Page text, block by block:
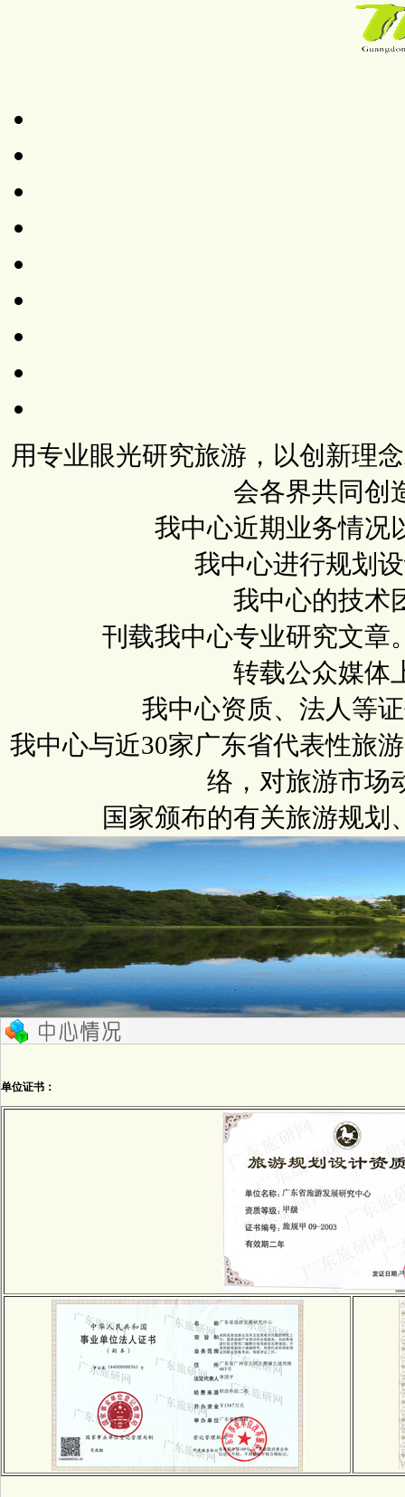
用专业眼光研究旅游，以创新理
会各界共同创
我中心近期业务情况
我中心进行规划
我中心的技术
刊载我中心专业研究文章
转载公众媒体
我中心资质、法人等
我中心与近30家广东省代表性旅
络，对旅游市场
国家颁布的有关旅游规划
单位证书：